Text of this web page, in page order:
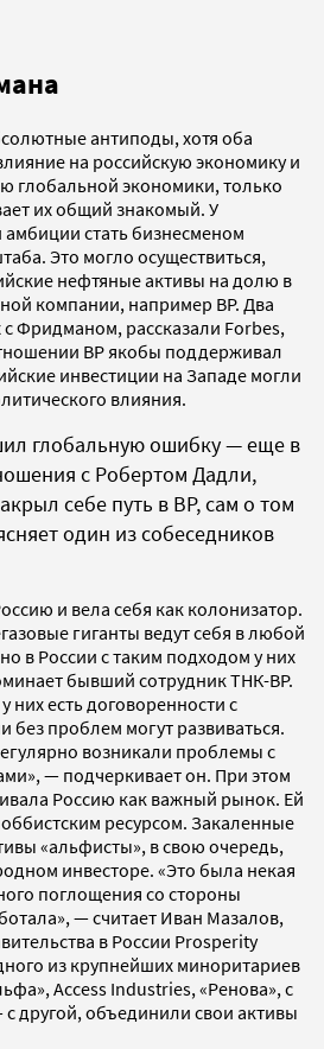
антиподы, хотя оба
на российскую экономику и
глобальной экономики, только
их общий знакомый. У
стать бизнесменом
Это могло осуществиться,
нефтяные активы на долю в
компании, например ВР. Два
Фридманом, рассказали Forbes,
ВР якобы поддерживал
инвестиции на Западе могли
влияния.
глобальную ошибку — еще в
с Робертом Дадли,
себе путь в ВР, сам о том
один из собеседников
и вела себя как колонизатор.
гиганты ведут себя в любой
в России с таким подходом у них
бывший сотрудник ТНК-ВР.
них есть договоренности с
без проблем могут развиваться.
возникали проблемы с
— подчеркивает он. При этом
Россию как важный рынок. Ей
ресурсом. Закаленные
«альфисты», в свою очередь,
инвесторе. «Это была некая
поглощения со стороны
— считает Иван Мазалов,
в России Prosperity
из крупнейших миноритариев
Access Industries, «Ренова», с
другой, объединили свои активы